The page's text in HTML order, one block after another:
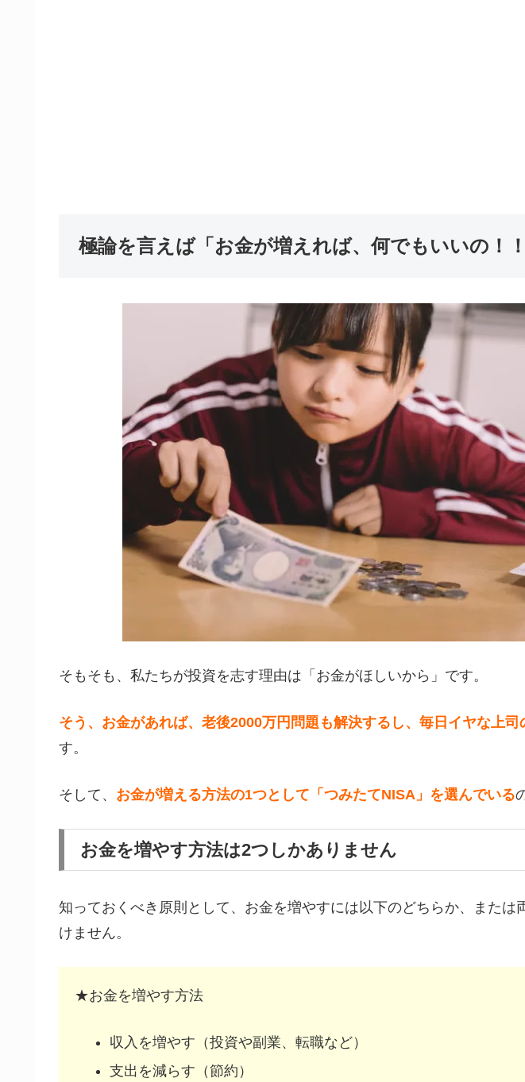
極論を言えば「お金が増えれば、何でもいいの！！
そもそも、私たちが投資を志す理由は「お金がほしいから」です。
そう、お金があれば、老後2000万円問題も解決するし、毎日イヤな上
す。
そして、 お金が増える方法の1つとして「つみたてNISA」を選んでいる
お金を増やす方法は2つしかありません
知っておくべき原則として、お金を増やすには以下のどちらか、または
けません。
★お金を増やす方法
収入を増やす（投資や副業、転職など）
支出を減らす（節約）